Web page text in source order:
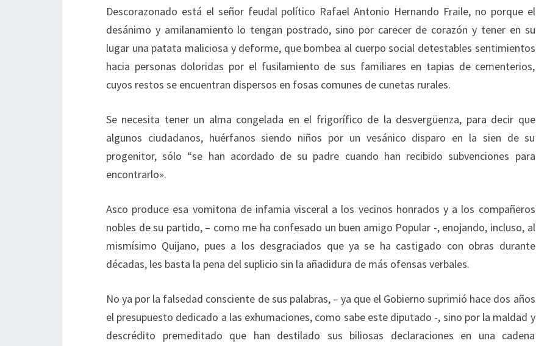
Descorazonado está el señor feudal político Rafael Antonio Hernando Fraile, no porque el
desánimo y amilanamiento lo tengan postrado, sino por carecer de corazón y tener en su
lugar una patata maliciosa y deforme, que bombea al cuerpo social detestables sentimientos
hacia personas doloridas por el fusilamiento de sus familiares en tapias de cementerios,
cuyos restos se encuentran dispersos en fosas comunes de cunetas rurales.
Se necesita tener un alma congelada en el frigorífico de la desvergüenza, para decir que
algunos ciudadanos, huérfanos siendo niños por un vesánico disparo en la sien de su
progenitor, sólo “se han acordado de su padre cuando han recibido subvenciones para
encontrarlo».
Asco produce esa vomitona de infamia visceral a los vecinos honrados y a los compañeros
nobles de su partido, – como me ha confesado un buen amigo Popular -, enojando, incluso, al
mismísimo Quijano, pues a los desgraciados que ya se ha castigado con obras durante
décadas, les basta la pena del suplicio sin la añadidura de más ofensas verbales.
No ya por la falsedad consciente de sus palabras, – ya que el Gobierno suprimió hace dos años
el presupuesto dedicado a las exhumaciones, como sabe este diputado -, sino por la maldad y
descrédito premeditado que han destilado sus biliosas declaraciones en una cadena